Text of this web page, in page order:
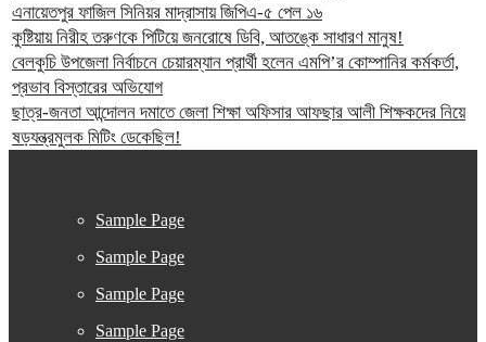
এনায়েতপুর ফাজিল সিনিয়র মাদ্রাসায় জিপিএ-৫ পেল ১৬
কুষ্টিয়ায় নিরীহ তরুণকে পিটিয়ে জনরোষে ডিবি, আতঙ্কে সাধারণ মানুষ!
বেলকুচি উপজেলা নির্বাচনে চেয়ারম্যান প্রার্থী হলেন এমপি’র কোম্পানির কর্মকর্তা,
প্রভাব বিস্তারের অভিযোগ
ছাত্র-জনতা আন্দোলন দমাতে জেলা শিক্ষা অফিসার আফছার আলী শিক্ষকদের নিয়ে
ষড়যন্ত্রমুলক মিটিং ডেকেছিল!
Sample Page
Sample Page
Sample Page
Sample Page